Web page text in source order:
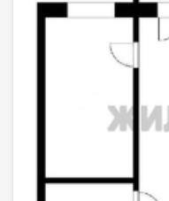
192416 Номер в базе: